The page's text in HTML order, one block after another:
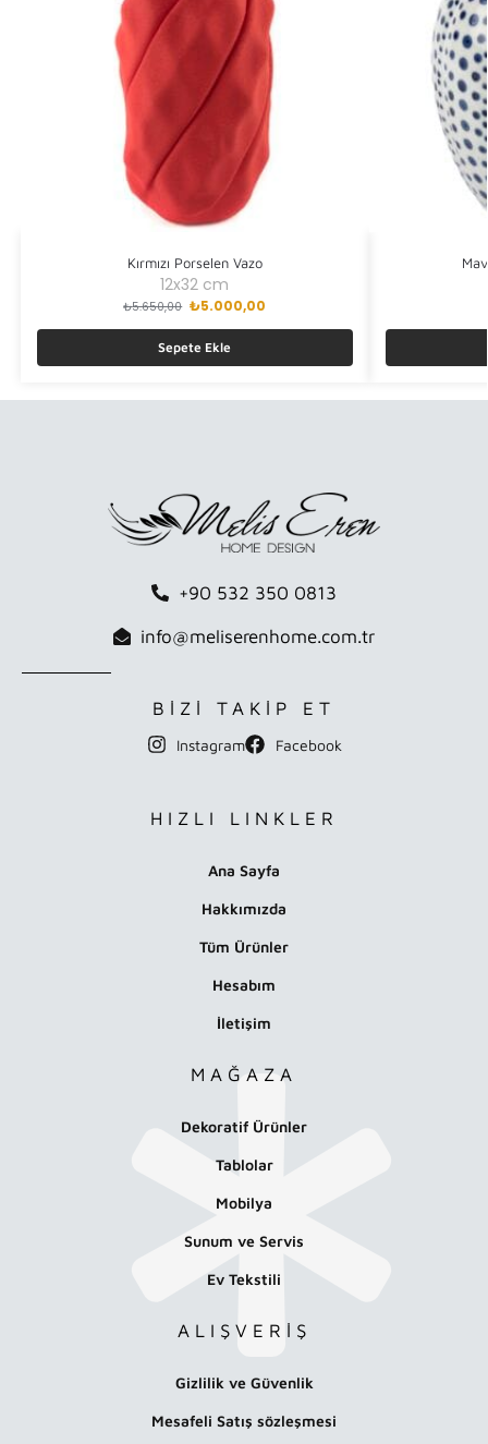
Kırmızı Porselen Vazo
12x32 cm
₺5.650,00 ₺5.000,00
Sepete Ekle
+90 532 350 0813
info@meliserenhome.com.tr
BİZİ TAKİP ET
Instagram Facebook
HIZLI LINKLER
Ana Sayfa
Hakkımızda
Tüm Ürünler
Hesabım
İletişim
MAĞAZA
Dekoratif Ürünler
Tablolar
Mobilya
Sunum ve Servis
Ev Tekstili
ALIŞVERİŞ
Gizlilik ve Güvenlik
Mesafeli Satış sözleşmesi